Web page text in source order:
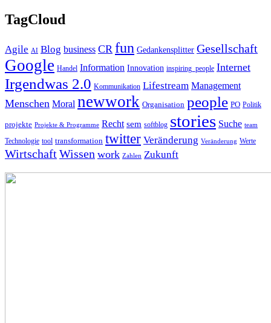
TagCloud
Agile AI Blog business CR fun Gedankensplitter Gesellschaft
Google Handel Information Innovation inspiring_people Internet
Irgendwas 2.0 Kommunikation Lifestream Management
Menschen Moral newwork Organisation people PO Politik
projekte Projekte & Programme Recht sem softblog stories Suche team
Technologie tool transformation twitter Veränderung Veränderung Werte
WirtschaftWissen work Zahlen Zukunft